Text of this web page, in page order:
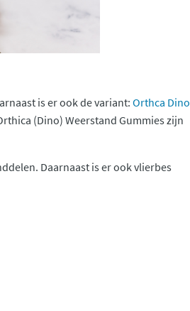
is er ook de variant: Orthca Dino
(Dino) Weerstand Gummies zijn
Daarnaast is er ook vlierbes